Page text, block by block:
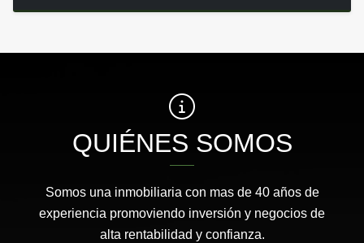
QUIÉNES SOMOS
Somos una inmobiliaria con mas de 40 años de
experiencia promoviendo inversión y negocios de
alta rentabilidad y confianza.